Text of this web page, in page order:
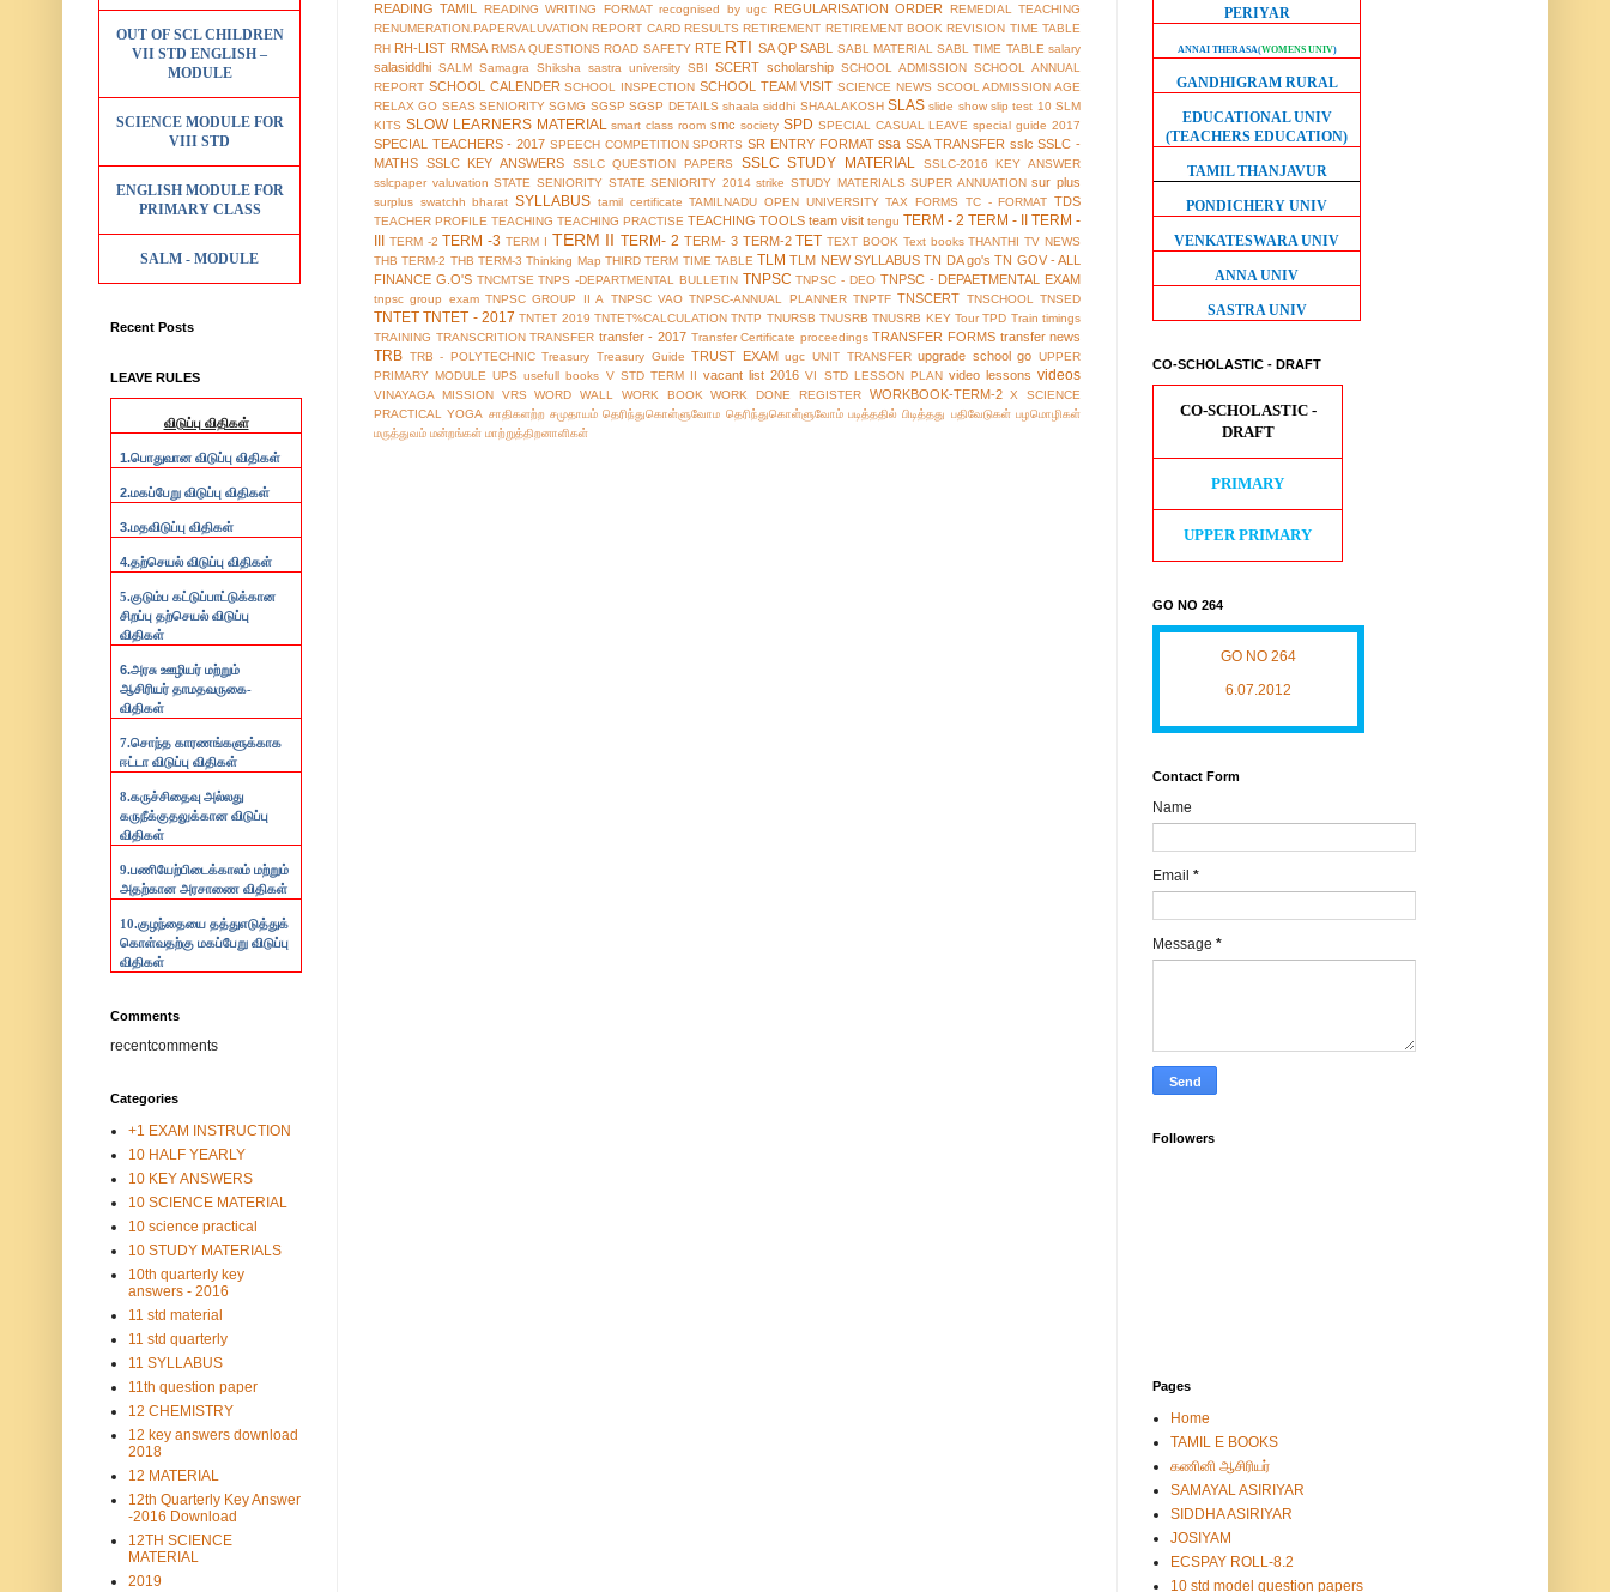
READING TAMIL READING WRITING FORMAT recognised by ugc REGULARISATION ORDER
REMEDIAL TEACHING
RENUMERATION.PAPERVALUVATION REPORT CARD RESULTS RETIREMENT RETIREMENT BOOK REVISION TIME TABLE
RH RH-LIST RMSA RMSA QUESTIONS ROAD SAFETY RTE RTI SA QP SABL SABL MATERIAL SABL TIME TABLE salary
salasiddhi SALM Samagra Shiksha sastra university SBI SCERT scholarship SCHOOL ADMISSION SCHOOL ANNUAL
REPORT SCHOOL CALENDER SCHOOL INSPECTION SCHOOL TEAM VISIT SCIENCE NEWS SCOOL ADMISSION AGE
RELAX GO SEAS SENIORITY SGMG SGSP SGSP DETAILS shaala siddhi SHAALAKOSH SLAS slide show slip test 10 SLM
KITS SLOW LEARNERS MATERIAL smart class room smc society SPD SPECIAL CASUAL LEAVE special guide 2017
SPECIAL TEACHERS - 2017 SPEECH COMPETITION SPORTS SR ENTRY FORMAT ssa SSA TRANSFER sslc SSLC -
MATHS SSLC KEY ANSWERS SSLC QUESTION PAPERS SSLC STUDY MATERIAL
SSLC-2016 KEY ANSWER
sslcpaper valuvation STATE SENIORITY STATE SENIORITY 2014 strike STUDY MATERIALS SUPER ANNUATION sur plus
surplus swatchh bharat SYLLABUS tamil certificate TAMILNADU OPEN UNIVERSITY TAX FORMS TC - FORMAT TDS
TEACHER PROFILE TEACHING TEACHING PRACTISE TEACHING TOOLS team visit tengu TERM - 2 TERM - II
TERM -
TERM -2 TERM -3 TERM I TERM II TERM- 2 TERM- 3 TERM-2 TET TEXT BOOK Text books THANTHI TV NEWS
THB TERM-2 THB TERM-3 Thinking Map THIRD TERM TIME TABLE TLM TLM NEW SYLLABUS TN DA go's TN GOV - ALL
FINANCE G.O'S TNCMTSE TNPS -DEPARTMENTAL BULLETIN TNPSC TNPSC - DEO TNPSC - DEPAETMENTAL EXAM
tnpsc group exam TNPSC GROUP II A TNPSC VAO TNPSC-ANNUAL PLANNER TNPTF TNSCERT TNSCHOOL TNSED
TNTET TNTET - 2017 TNTET 2019 TNTET%CALCULATION TNTP TNURSB TNUSRB TNUSRB KEY Tour TPD Train timings
TRAINING TRANSCRITION TRANSFER transfer - 2017 Transfer Certificate proceedings TRANSFER FORMS transfer news
TRB TRB - POLYTECHNIC Treasury Treasury Guide TRUST EXAM ugc UNIT TRANSFER upgrade school go UPPER
PRIMARY MODULE UPS usefull books V STD TERM II vacant list 2016 VI STD LESSON PLAN video lessons videos
VINAYAGA MISSION VRS WORD WALL WORK BOOK WORK DONE REGISTER WORKBOOK-TERM-2
X SCIENCE
PRACTICAL
YOGA சாதிகளற்ற சமுதாயம் தெரிந்துகொள்ளுவோம தெரிந்துகொள்ளுவோம் படித்ததில் பிடித்தது பதிவேடுகள் பழமொழிகள்
மருத்துவம் மன்றங்கள் மாற்றுத்திறனாளிகள்
OUT OF SCL CHILDREN
VII STD ENGLISH –
MODULE
SCIENCE MODULE FOR
VIII STD
ENGLISH MODULE FOR
PRIMARY CLASS
SALM - MODULE
Recent Posts
LEAVE RULES
விடுப்பு விதிகள்
1.பொதுவான விடுப்பு விதிகள்
2.மகப்பேறு விடுப்பு விதிகள்
3.மதவிடுப்பு விதிகள்
4.தற்செயல் விடுப்பு விதிகள்
5.குடும்ப கட்டுப்பாட்டுக்கான
சிறப்பு தற்செயல் விடுப்பு
விதிகள்
6.அரசு ஊழியர் மற்றும்
ஆசிரியர் தாமதவருகை-
விதிகள்
7.சொந்த காரணங்களுக்காக
ஈட்டா விடுப்பு விதிகள்
8.கருச்சிதைவு அல்லது
கருநீக்குதலுக்கான விடுப்பு
விதிகள்
9.பணியேற்பிடைக்காலம் மற்றும்
அதற்கான அரசாணை விதிகள்
10.குழந்தையை தத்துஎடுத்துக்
கொள்வதற்கு மகப்பேறு விடுப்பு
விதிகள்
Comments
recentcomments
Categories
+1 EXAM INSTRUCTION
10 HALF YEARLY
10 KEY ANSWERS
10 SCIENCE MATERIAL
10 science practical
10 STUDY MATERIALS
10th quarterly key
answers - 2016
11 std material
11 std quarterly
11 SYLLABUS
11th question paper
12 CHEMISTRY
12 key answers download
2018
12 MATERIAL
12th Quarterly Key Answer
-2016 Download
12TH SCIENCE
MATERIAL
2019
PERIYAR
ANNAI THERASA(WOMENS UNIV)
GANDHIGRAM RURAL
EDUCATIONAL UNIV
(TEACHERS EDUCATION)
TAMIL THANJAVUR
PONDICHERY UNIV
VENKATESWARA UNIV
ANNA UNIV
SASTRA UNIV
CO-SCHOLASTIC - DRAFT
CO-SCHOLASTIC -
DRAFT
PRIMARY
UPPER PRIMARY
GO NO 264
GO NO 264
6.07.2012
Contact Form
Name
Email *
Message *
Followers
Pages
Home
TAMIL E BOOKS
கணினி ஆசிரியர்
SAMAYAL ASIRIYAR
SIDDHA ASIRIYAR
JOSIYAM
ECSPAY ROLL-8.2
10 std model question papers